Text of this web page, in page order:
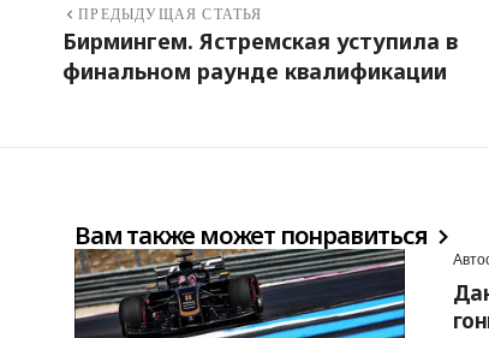
ПРЕДЫДУЩАЯ СТАТЬЯ
Бирмингем. Ястремская уступила в
финальном раунде квалификации
Вам также может понравиться